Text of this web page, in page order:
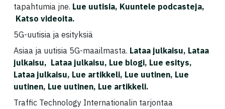
tapahtumia jne. Lue uutisia, Kuuntele podcasteja,
Katso videoita.
5G-uutisia ja esityksiä
Asiaa ja uutisia 5G-maailmasta. Lataa julkaisu, Lataa
julkaisu, Lataa julkaisu, Lue blogi, Lue esitys,
Lataa julkaisu, Lue artikkeli, Lue uutinen, Lue
uutinen, Lue uutinen, Lue artikkeli.
Traffic Technology Internationalin tarjontaa